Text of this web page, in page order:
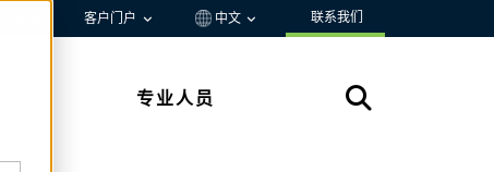
客户门户 中文 联系我们
专业人员